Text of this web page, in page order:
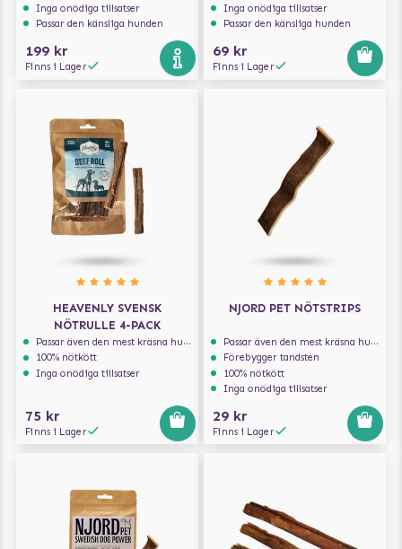
Inga onödiga tillsatser
Passar den känsliga hunden
199 kr
Finns i Lager
Inga onödiga tillsatser
Passar den känsliga hunden
69 kr
Finns i Lager
HEAVENLY SVENSK
NÖTRULLE 4-PACK
Passar även den mest kräsna hunden
100% nötkött
Inga onödiga tillsatser
75 kr
Finns i Lager
NJORD PET NÖTSTRIPS
Passar även den mest kräsna hunden
Förebygger tandsten
100% nötkött
Inga onödiga tillsatser
29 kr
Finns i Lager